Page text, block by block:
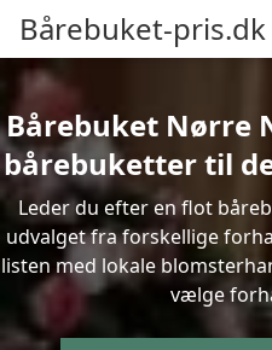
Bårebuket-pris.dk
Bårebuket Nørre
bårebuketter til
Leder du efter en flot
udvalget fra forskellige
listen med lokale
vælge